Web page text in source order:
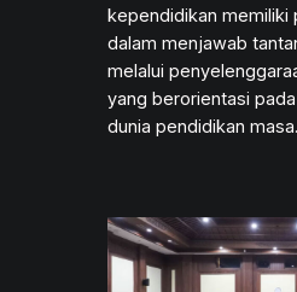
kependidikan memiliki
dalam menjawab
melalui
yang berorientasi
dunia pendidikan